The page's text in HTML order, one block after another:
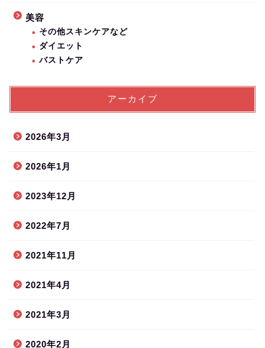
美容
その他スキンケアなど
ダイエット
バストケア
アーカイブ
2026年3月
2026年1月
2023年12月
2022年7月
2021年11月
2021年4月
2021年3月
2020年2月